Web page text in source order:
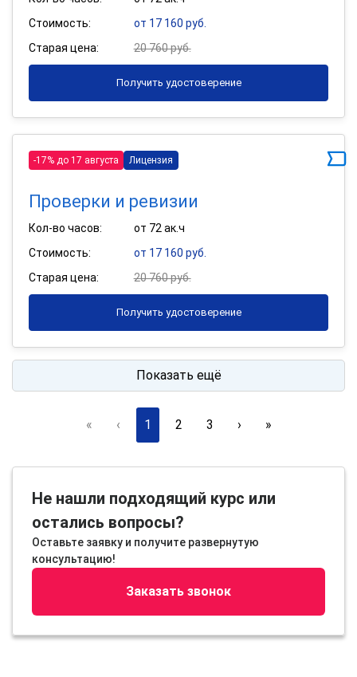
Стоимость:
от 17 160 руб.
Старая цена:
20 760 руб.
Получить удостоверение
-17% до 17 августа Лицензия
Проверки и ревизии
Кол-во часов:
от 72 ак.ч
Стоимость:
от 17 160 руб.
Старая цена:
20 760 руб.
Получить удостоверение
Показать ещё
« ‹ 1 2 3 › »
Не нашли подходящий курс или
остались вопросы?
Оставьте заявку и получите развернутую
консультацию!
Заказать звонок